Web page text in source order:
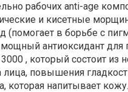
рабочих anti-age
и кисетные
в борьбе с
антиоксидант
, который состоит из
повышения
которая напитывает